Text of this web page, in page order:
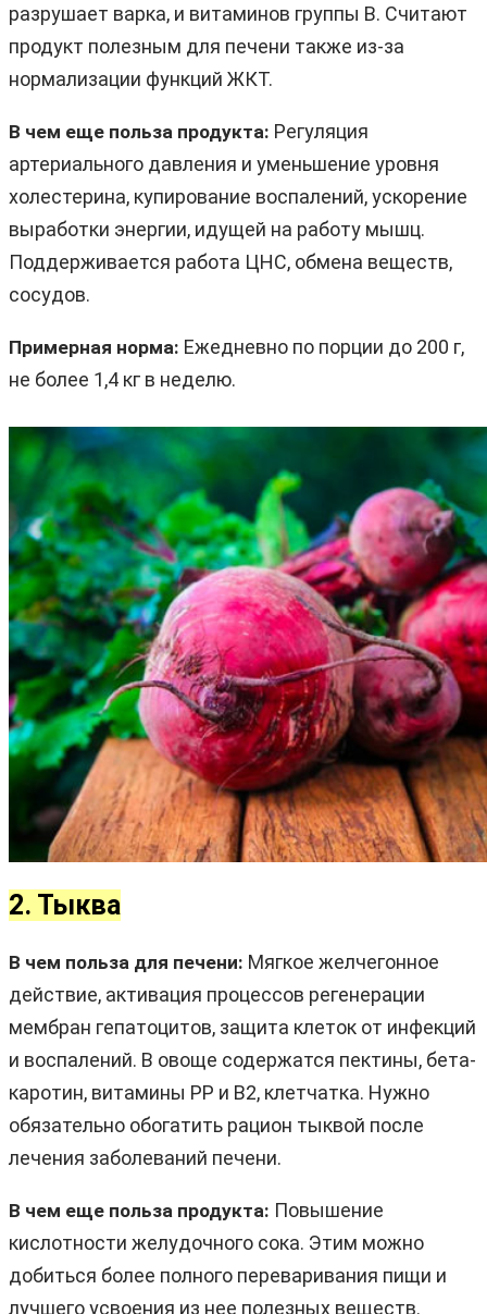
разрушает варка, и витаминов группы B. Считают
продукт полезным для печени также из-за
нормализации функций ЖКТ.
В чем еще польза продукта: Регуляция
артериального давления и уменьшение уровня
холестерина, купирование воспалений, ускорение
выработки энергии, идущей на работу мышц.
Поддерживается работа ЦНС, обмена веществ,
сосудов.
Примерная норма: Ежедневно по порции до 200 г,
не более 1,4 кг в неделю.
2. Тыква
В чем польза для печени: Мягкое желчегонное
действие, активация процессов регенерации
мембран гепатоцитов, защита клеток от инфекций
и воспалений. В овоще содержатся пектины, бета-
каротин, витамины PP и B2, клетчатка. Нужно
обязательно обогатить рацион тыквой после
лечения заболеваний печени.
В чем еще польза продукта: Повышение
кислотности желудочного сока. Этим можно
добиться более полного переваривания пищи и
лучшего усвоения из нее полезных веществ.